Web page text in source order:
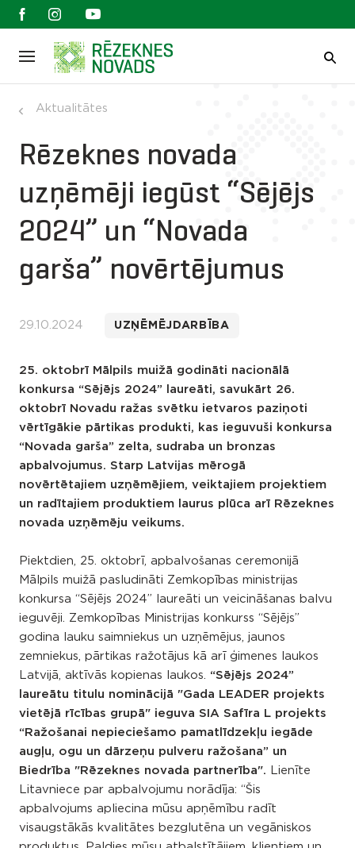
Aktualitātes
Rēzeknes novada
uzņēmēji iegūst “Sējējs
2024” un “Novada
garša” novērtējumus
29.10.2024 UZŅĒMĒJDARBĪBA
25. oktobrī Mālpils muižā godināti nacionālā
konkursa “Sējējs 2024” laureāti, savukārt 26.
oktobrī Novadu ražas svētku ietvaros paziņoti
vērtīgākie pārtikas produkti, kas ieguvuši konkursa
“Novada garša” zelta, sudraba un bronzas
apbalvojumus. Starp Latvijas mērogā
novērtētajiem uzņēmējiem, veiktajiem projektiem
un radītajiem produktiem laurus plūca arī Rēzeknes
novada uzņēmēju veikums.
Piektdien, 25. oktobrī, apbalvošanas ceremonijā
Mālpils muižā pasludināti Zemkopības ministrijas
konkursa “Sējējs 2024” laureāti un veicināšanas balvu
ieguvēji. Zemkopības Ministrijas konkurss “Sējējs”
godina lauku saimniekus un uzņēmējus, jaunos
zemniekus, pārtikas ražotājus kā arī ģimenes laukos
Latvijā, aktīvās kopienas laukos. “Sējējs 2024”
laureātu titulu nominācijā "Gada LEADER projekts
vietējā rīcības grupā" ieguva SIA Safīra L projekts
“Ražošanai nepieciešamo pamatlīdzekļu iegāde
augļu, ogu un dārzeņu pulveru ražošana” un
Biedrība "Rēzeknes novada partnerība". Lienīte
Litavniece par apbalvojumu norādīja: “Šis
apbalvojums apliecina mūsu apņēmību radīt
visaugstākās kvalitātes bezglutēna un vegāniskos